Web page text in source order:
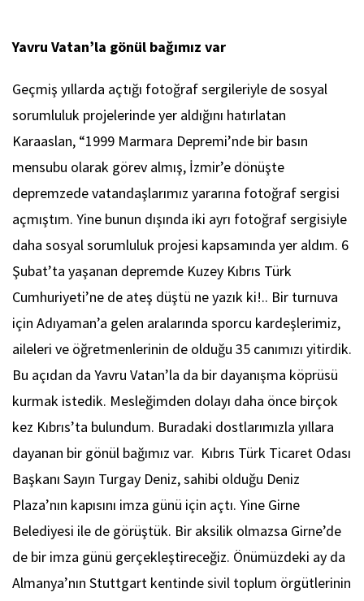
Yavru Vatan’la gönül bağımız var
Geçmiş yıllarda açtığı fotoğraf sergileriyle de sosyal
sorumluluk projelerinde yer aldığını hatırlatan
Karaaslan, “1999 Marmara Depremi’nde bir basın
mensubu olarak görev almış, İzmir’e dönüşte
depremzede vatandaşlarımız yararına fotoğraf sergisi
açmıştım. Yine bunun dışında iki ayrı fotoğraf sergisiyle
daha sosyal sorumluluk projesi kapsamında yer aldım. 6
Şubat’ta yaşanan depremde Kuzey Kıbrıs Türk
Cumhuriyeti’ne de ateş düştü ne yazık ki!.. Bir turnuva
için Adıyaman’a gelen aralarında sporcu kardeşlerimiz,
aileleri ve öğretmenlerinin de olduğu 35 canımızı yitirdik.
Bu açıdan da Yavru Vatan’la da bir dayanışma köprüsü
kurmak istedik. Mesleğimden dolayı daha önce birçok
kez Kıbrıs’ta bulundum. Buradaki dostlarımızla yıllara
dayanan bir gönül bağımız var. Kıbrıs Türk Ticaret Odası
Başkanı Sayın Turgay Deniz, sahibi olduğu Deniz
Plaza’nın kapısını imza günü için açtı. Yine Girne
Belediyesi ile de görüştük. Bir aksilik olmazsa Girne’de
de bir imza günü gerçekleştireceğiz. Önümüzdeki ay da
Almanya’nın Stuttgart kentinde sivil toplum örgütlerinin